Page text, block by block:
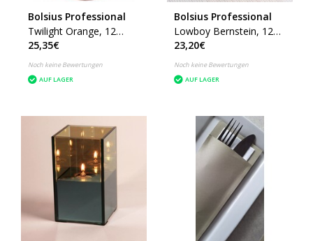
Bolsius Professional
Twilight Orange, 12
Stück
25,35€
Noch keine Bewertungen
AUF LAGER
Bolsius Professional
Lowboy Bernstein, 12
Stück
23,20€
Noch keine Bewertungen
AUF LAGER